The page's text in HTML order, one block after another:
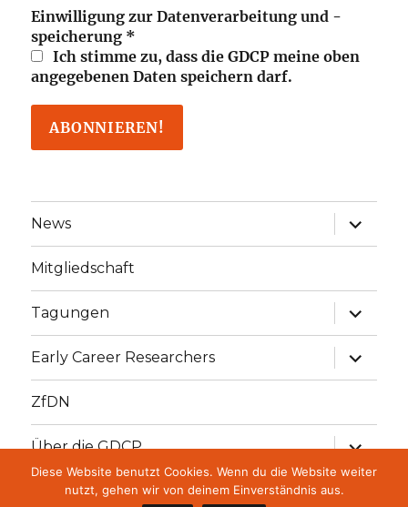
Einwilligung zur Datenverarbeitung und -
speicherung *
Ich stimme zu, dass die GDCP meine oben
angegebenen Daten speichern darf.
News
öffnen
Mitgliedschaft
Tagungen
öffnen
Early Career Researchers
öffnen
ZfDN
Über die GDCP
GDCP Stiftung
öffnen
Diese Website benutzt Cookies. Wenn du die Website weiter
nutzt, gehen wir von deinem Einverständnis aus.